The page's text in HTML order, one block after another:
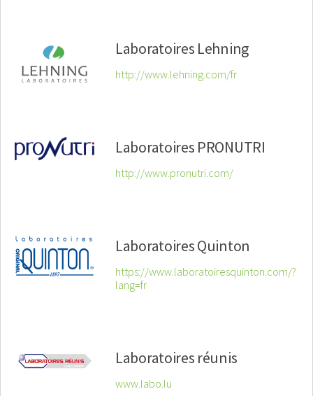
Laboratoires Lehning
http://www.lehning.com/fr
Laboratoires PRONUTRI
http://www.pronutri.com/
Laboratoires Quinton
https://www.laboratoiresquinton.com/?
lang=fr
Laboratoires réunis
www.labo.lu